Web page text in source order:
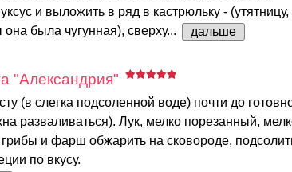
и выложить в ряд в кастрюльку - (утятницу,
была чугунная), сверху...
дальше
"Александрия"
(в слегка подсоленной воде) почти до
разваливаться). Лук, мелко порезанный,
и фарш обжарить на сковороде,
по вкусу.